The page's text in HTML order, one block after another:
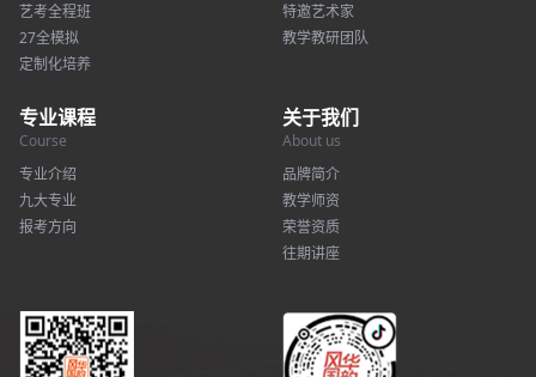
艺考全程班
27全模拟
定制化培养
特邀艺术家
教学教研团队
专业课程
Course
专业介绍
九大专业
报考方向
关于我们
About us
品牌简介
教学师资
荣誉资质
往期讲座